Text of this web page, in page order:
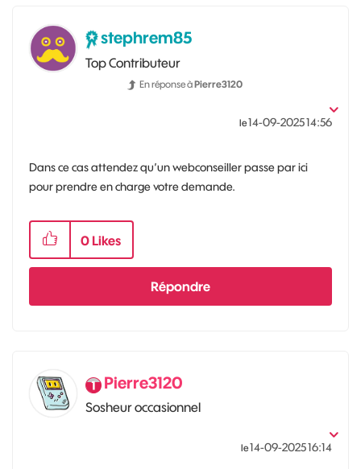
stephrem85
Top Contributeur
En réponse àPierre3120
le‎14-09-202514:56
Dans ce cas attendez qu’un webconseiller passe par ici
pour prendre en charge votre demande.
0 Likes
Répondre
Pierre3120
Sosheur occasionnel
le‎14-09-202516:14